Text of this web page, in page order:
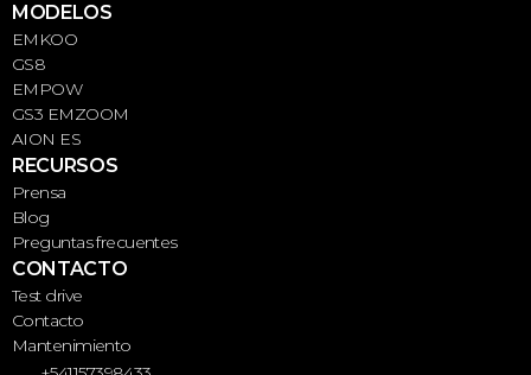
MODELOS
EMKOO
GS8
EMPOW
GS3 EMZOOM
AION ES
RECURSOS
Prensa
Blog
Preguntas frecuentes
CONTACTO
Test drive
Contacto
Mantenimiento